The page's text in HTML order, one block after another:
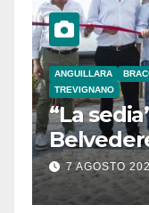
ANGUILLARA
TREVIGNANO
“La
7 AGOSTO